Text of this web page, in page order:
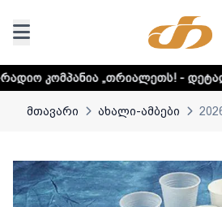
- დეტალური
მთავარი ახალი-ამბები